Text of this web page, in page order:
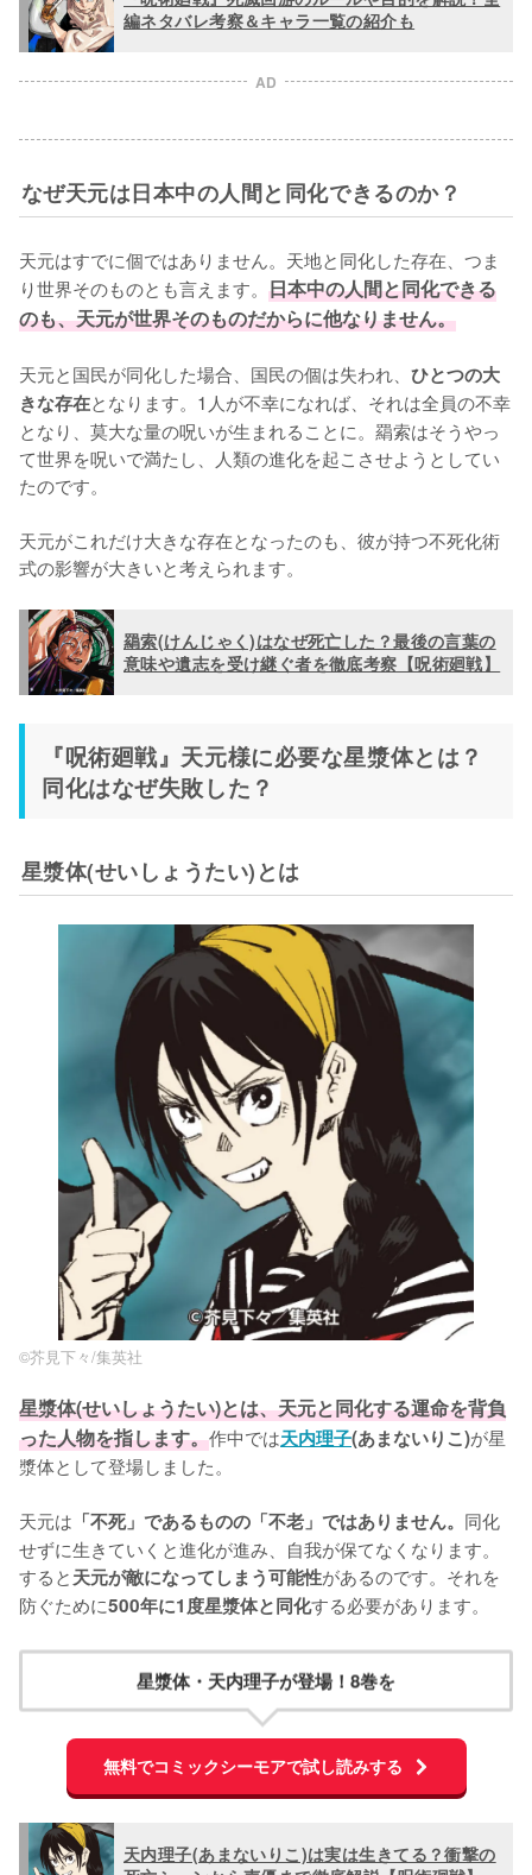
編ネタバレ考察＆キャラ一覧の紹介も
AD
なぜ天元は日本中の人間と同化できるのか？
天元はすでに個ではありません。天地と同化した存在、つま
り世界そのものとも言えます。 日本中の人間と同化できる
のも、天元が世界そのものだからに他なりません。
天元と国民が同化した場合、国民の個は失われ、 ひとつの大
きな存在となります。1人が不幸になれば、それは全員の不幸
となり、莫大な量の呪いが生まれることに。羂索はそうやっ
て世界を呪いで満たし、人類の進化を起こさせようとしてい
たのです。
天元がこれだけ大きな存在となったのも、彼が持つ不死化術
式の影響が大きいと考えられます。
羂索(けんじゃく)はなぜ死亡した？最後の言葉の
意味や遺志を受け継ぐ者を徹底考察【呪術廻戦】
『呪術廻戦』天元様に必要な星漿体とは？
同化はなぜ失敗した？
星漿体(せいしょうたい)とは
©︎芥見下々/集英社
星漿体(せいしょうたい)とは、天元と同化する運命を背負
った人物を指します。作中では天内理子(あまないりこ)が星
漿体として登場しました。
天元は 「不死」であるものの「不老」ではありません。 同化
せずに生きていくと進化が進み、自我が保てなくなります。
すると天元が敵になってしまう可能性があるのです。それを
防ぐために500年に1度星漿体と同化する必要があります。
星漿体・天内理子が登場！8巻を
無料でコミックシーモアで試し読みする
天内理子(あまないりこ)は実は生きてる？衝撃の